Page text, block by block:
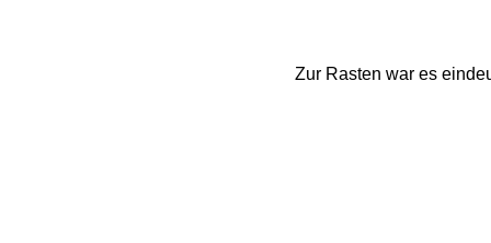
Zur Rasten war es